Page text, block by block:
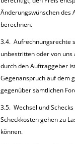
Änderungswünschen des
berechnen.
3.4. Aufrechnungsrechte
unbestritten oder von
durch den Auftraggeber
Gegenanspruch auf dem
gegenüber sämtlichen
3.5. Wechsel und
Scheckkosten gehen zu
können.